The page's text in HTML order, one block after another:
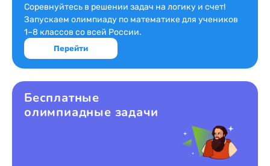
Соревнуйтесь в решении задач на логику и счет!
Запускаем олимпиаду по математике для учеников
1–8 классов со всей России.
Перейти
Бесплатные
олимпиадные задачи